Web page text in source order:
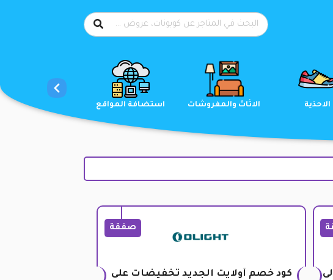
استضافة المواقع الاثاث والمفروشات الاحذية
صفقة
كود خصم أولايت الجديد تخفيضات على